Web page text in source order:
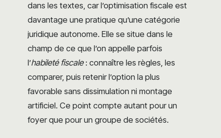
dans les textes, car l’optimisation fiscale est
davantage une pratique qu’une catégorie
juridique autonome. Elle se situe dans le
champ de ce que l’on appelle parfois
l’habileté fiscale: connaître les règles, les
comparer, puis retenir l’option la plus
favorable sans dissimulation ni montage
artificiel. Ce point compte autant pour un
foyer que pour un groupe de sociétés.